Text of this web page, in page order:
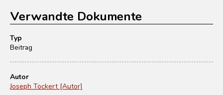
Verwandte Dokumente
Typ
Beitrag
Autor
Joseph Tockert [Autor]